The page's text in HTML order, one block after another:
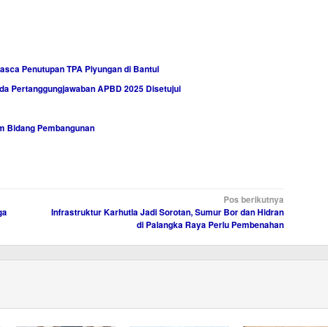
Penutupan TPA Piyungan di Bantul
Pertanggungjawaban APBD 2025 Disetujui
Bidang Pembangunan
Pos berikutnya
Infrastruktur Karhutla Jadi Sorotan, Sumur Bor dan Hidran
di Palangka Raya Perlu Pembenahan